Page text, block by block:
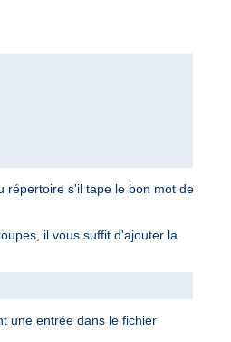
répertoire s'il tape le bon mot de
il vous suffit d'ajouter la
une entrée dans le fichier